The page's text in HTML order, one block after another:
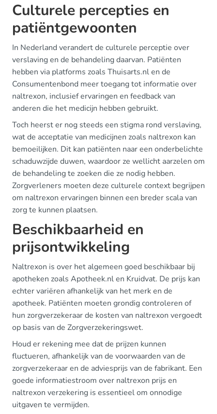
Culturele percepties en
patiëntgewoonten
In Nederland verandert de culturele perceptie over
verslaving en de behandeling daarvan. Patiënten
hebben via platforms zoals Thuisarts.nl en de
Consumentenbond meer toegang tot informatie over
naltrexon, inclusief ervaringen en feedback van
anderen die het medicijn hebben gebruikt.
Toch heerst er nog steeds een stigma rond verslaving,
wat de acceptatie van medicijnen zoals naltrexon kan
bemoeilijken. Dit kan patiënten naar een onderbelichte
schaduwzijde duwen, waardoor ze wellicht aarzelen om
de behandeling te zoeken die ze nodig hebben.
Zorgverleners moeten deze culturele context begrijpen
om naltrexon ervaringen binnen een breder scala van
zorg te kunnen plaatsen.
Beschikbaarheid en
prijsontwikkeling
Naltrexon is over het algemeen goed beschikbaar bij
apotheken zoals Apotheek.nl en Kruidvat. De prijs kan
echter variëren afhankelijk van het merk en de
apotheek. Patiënten moeten grondig controleren of
hun zorgverzekeraar de kosten van naltrexon vergoedt
op basis van de Zorgverzekeringswet.
Houd er rekening mee dat de prijzen kunnen
fluctueren, afhankelijk van de voorwaarden van de
zorgverzekeraar en de adviesprijs van de fabrikant. Een
goede informatiestroom over naltrexon prijs en
naltrexon verzekering is essentieel om onnodige
uitgaven te vermijden.